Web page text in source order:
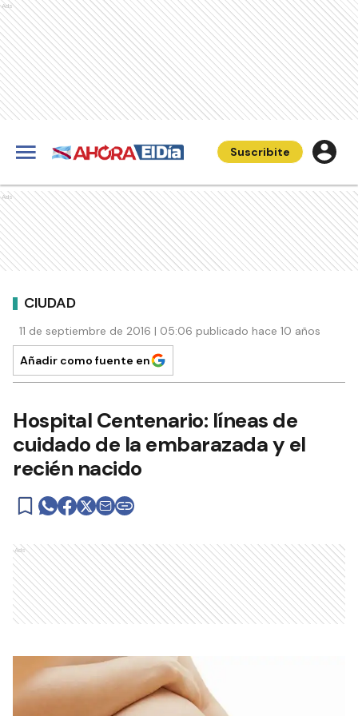
Ads
Suscribite
Ads
CIUDAD
11 de septiembre de 2016 | 05:06 publicado hace 10 años
Añadir como fuente en
Hospital Centenario: líneas de
cuidado de la embarazada y el
recién nacido
Ads